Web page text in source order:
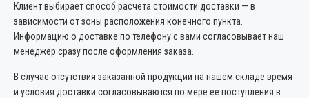
Клиент выбирает способ расчета стоимости доставки — в
зависимости от зоны расположения конечного пункта.
Информацию о доставке по телефону с вами согласовывает наш
менеджер сразу после оформления заказа.
В случае отсутствия заказанной продукции на нашем складе время
и условия доставки согласовываются по мере ее поступления в